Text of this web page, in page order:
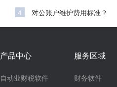
4 对公账户维护费用标准？
产品中心
自动业财税软件
服务区域
财务软件